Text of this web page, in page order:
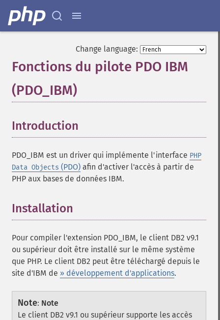
Change language:
Fonctions du pilote PDO IBM
(PDO_IBM)
Introduction
PDO_IBM est un driver qui implémente l'interface PHP
Data Objects (PDO) afin d'activer l'accès à partir de
PHP aux bases de données IBM.
Installation
Pour compiler l'extension PDO_IBM, le client DB2 v9.1
ou supérieur doit être installé sur le même système
que PHP. Le client DB2 peut être téléchargé depuis le
site d'IBM de » développement d'applications.
Note: Note
Le client DB2 v9.1 ou supérieur supporte les accès